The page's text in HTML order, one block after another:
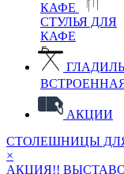
КАФЕ
СТУЛЬЯ ДЛЯ
КАФЕ
АКЦИИ
СТОЛЕШНИЦЫ
×
АКЦИЯ!!